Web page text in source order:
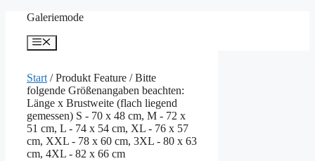
springen
Galeriemode
Menü
Start / Produkt Feature / Bitte
folgende Größenangaben beachten:
Länge x Brustweite (flach liegend
gemessen) S - 70 x 48 cm, M - 72 x
51 cm, L - 74 x 54 cm, XL - 76 x 57
cm, XXL - 78 x 60 cm, 3XL - 80 x 63
cm, 4XL - 82 x 66 cm